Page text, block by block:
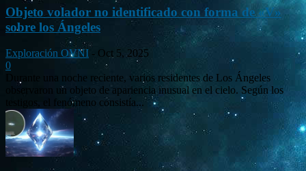
Objeto volador no identificado con forma de «V»
sobre los Ángeles
Exploración OVNI - Oct 5, 2025
0
Durante una noche reciente, varios residentes de Los Ángeles
observaron un objeto de apariencia inusual en el cielo. Según los
testigos, el fenómeno consistía...